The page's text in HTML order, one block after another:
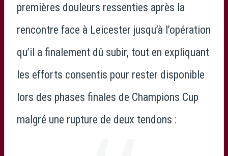
premières douleurs ressenties après la
rencontre face à Leicester jusqu’à l’opération
qu’il a finalement dû subir, tout en expliquant
les efforts consentis pour rester disponible
lors des phases finales de Champions Cup
malgré une rupture de deux tendons :